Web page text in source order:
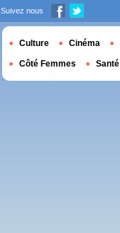
Suivez nous
Culture Cinéma
Côté Femmes Santé